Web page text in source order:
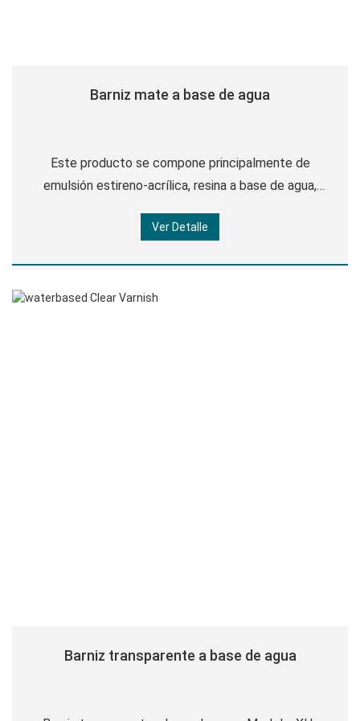
Barniz mate a base de agua
Este producto se compone principalmente de
emulsión estireno-acrílica, resina a base de agua,
buena resistencia al desgaste, protección del medio
Ver Detalle
Barniz transparente a base de agua